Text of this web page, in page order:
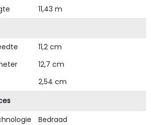
11,43 m
11,2 cm
12,7 cm
2,54 cm
Bedraad